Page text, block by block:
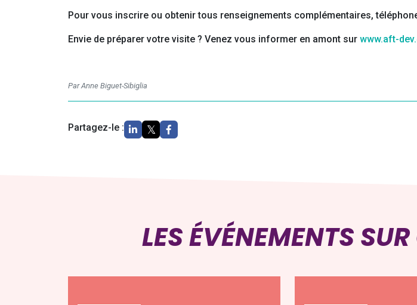
Pour vous inscrire ou obtenir tous renseignements complémentaires,
Envie de préparer votre visite ? Venez vous informer en amont sur www.aft-
Par Anne Biguet-Sibiglia
Partagez-le :
LES ÉVÉNEMENTS